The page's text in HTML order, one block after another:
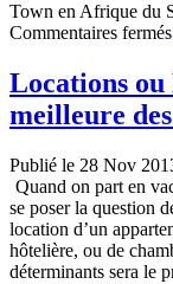
Town en Afrique du
Commentaires fermés
Locations ou
meilleure
Publié le 28 Nov
Quand on part en
se poser la question
location d’un
hôtelière, ou de
déterminants sera le